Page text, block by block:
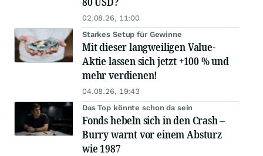
02.08.26, 11:00
Starkes Setup für Gewinne
Mit dieser langweiligen Value-
Aktie lassen sich jetzt +100 % und
mehr verdienen!
04.08.26, 19:43
Das Top könnte schon da sein
Fonds hebeln sich in den Crash –
Burry warnt vor einem Absturz
wie 1987